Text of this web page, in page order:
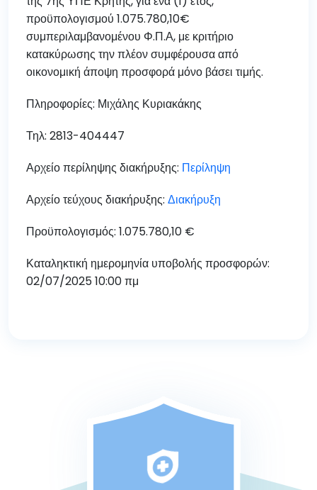
προϋπολογισμού 1.075.780,10€
συμπεριλαμβανομένου Φ.Π.Α, με κριτήριο
κατακύρωσης την πλέον συμφέρουσα από
οικονομική άποψη προσφορά μόνο βάσει τιμής.
Πληροφορίες: Μιχάλης Κυριακάκης
Τηλ: 2813-404447
Αρχείο περίληψης διακήρυξης: Περίληψη
Αρχείο τεύχους διακήρυξης: Διακήρυξη
Προϋπολογισμός: 1.075.780,10 €
Καταληκτική ημερομηνία υποβολής προσφορών:
02/07/2025 10:00 πμ